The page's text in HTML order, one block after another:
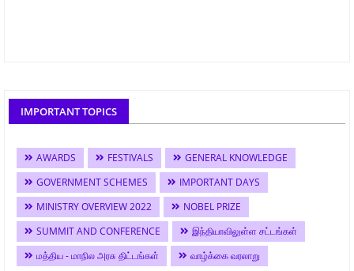
IMPORTANT TOPICS
AWARDS FESTIVALS
GENERAL KNOWLEDGE
GOVERNMENT SCHEMES
IMPORTANT DAYS
MINISTRY OVERVIEW 2022
NOBEL PRIZE
SUMMIT AND CONFERENCE
இந்தியாவிலுள்ள சட்டங்கள்
மத்திய - மாநில அரசு திட்டங்கள்
வாழ்க்கை வரலாறு